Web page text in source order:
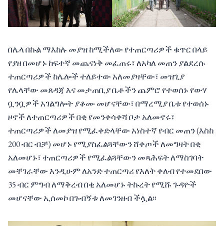
በሌላ በኩል ማእከሉ መያዝ ከሚችለው የተጠርጣሪዎች ቁጥር በላይ
የያዘ በመሆኑ ከፍተኛ መጨናነቅ መፈጠሩ፣ ለአካለ መጠን ያልደረሱ
ተጠርጣሪዎች ከሌሎች ተለይተው አለመያዛቸው፣ መዝጊያ
የሌላቸው መጸዳጃ እና መታጠቢያ ቤቶችን ጨምሮ የተወሰኑ የውሃ
ቧንቧዎች አገልግሎት ያቆሙ መሆናቸው፣ በማረሚያ ቤቱ የተወሰኑ
ዞኖች ለተጠርጣሪዎች በቂ የመንቀሳቀሻ ቦታ አለመኖሩ፣
ተጠርጣሪዎች ለመያዝ የሚፈቀድላቸው አነስተኛ የብር መጠን (እስከ
200 ብር ብቻ) መሆኑ የሚያስፈልጓቸውን ሸቀጦች ለመግዛት በቂ
አለመሆኑ፣ ተጠርጣሪዎች የሚፈልጓቸውን መጻሕፍት ለማስገባት
መቸገራቸው እንዲሁም ለአንድ ተጠርጣሪ የእለት ቀለብ የተመደበው
35 ብር ምግብ ለማቅረብ በቂ አለመሆኑ ትኩረት የሚሹ ጉዳዮች
መሆናቸው ኢሰመኮ በጉብኝቱ ለመገንዘብ ችሏል፡፡